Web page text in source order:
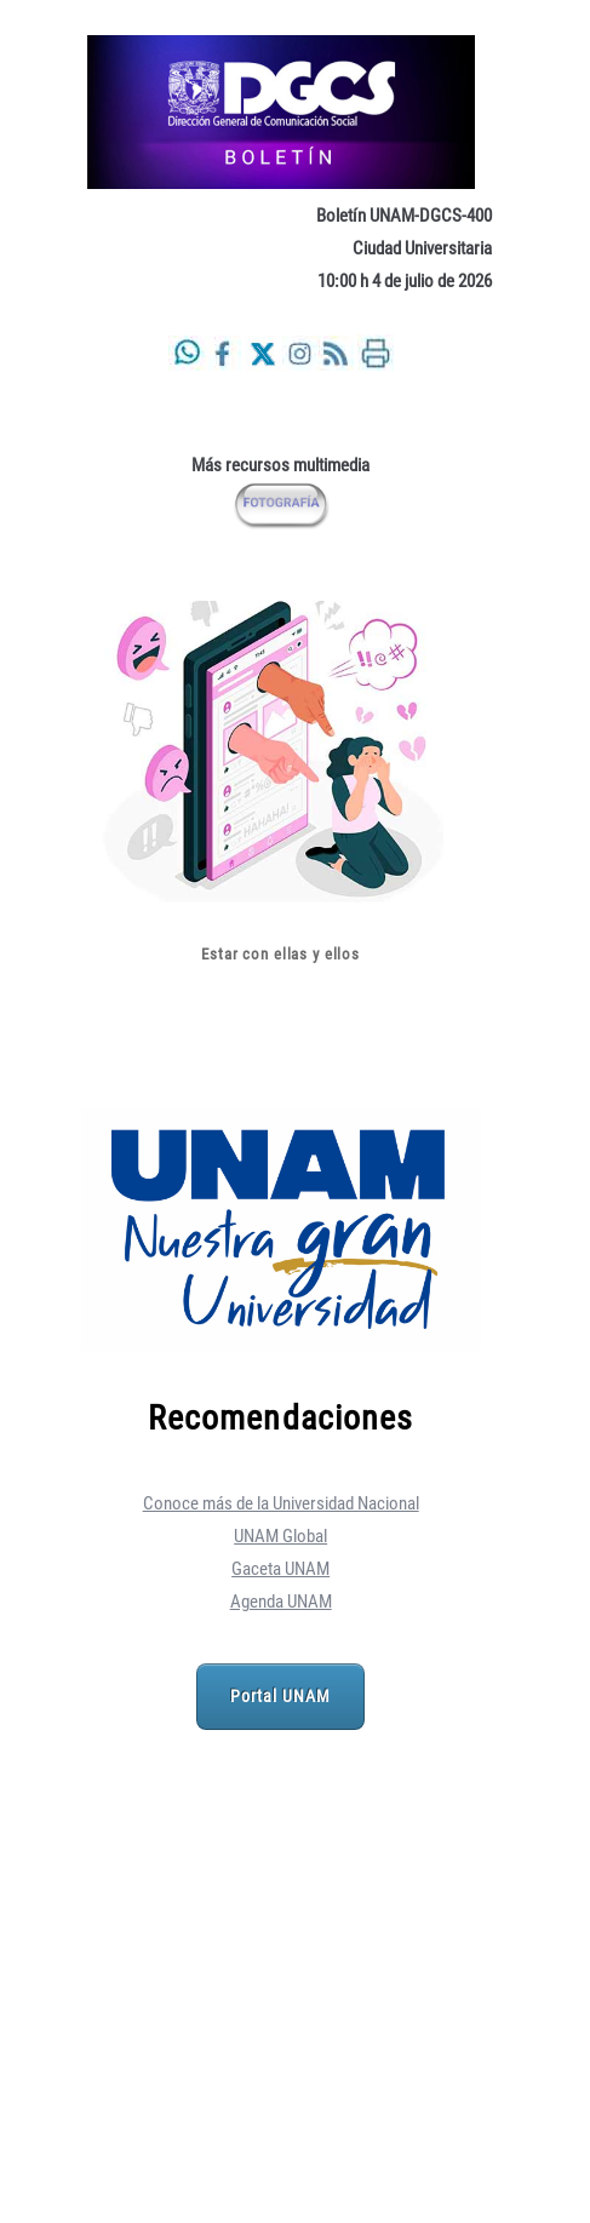
Boletín UNAM-DGCS-400
Ciudad Universitaria
10:00 h 4 de julio de 2026
Más recursos multimedia
Estar con ellas y ellos
Recomendaciones
Conoce más de la Universidad Nacional
UNAM Global
Gaceta UNAM
Agenda UNAM
Portal UNAM